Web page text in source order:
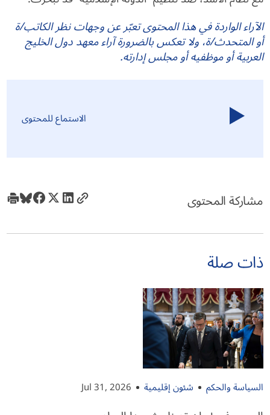
الآراء الواردة في هذا المحتوى تعبّر عن وجهات نظر الكاتب/ة
أو المتحدث/ة، ولا تعكس بالضرورة آراء معهد دول الخليج
العربية أو موظفيه أو مجلس إدارته.
الاستماع للمحتوى
مشاركة المحتوى
ذات صلة
السياسة والحكم شئون إقليمية Jul 31, 2026